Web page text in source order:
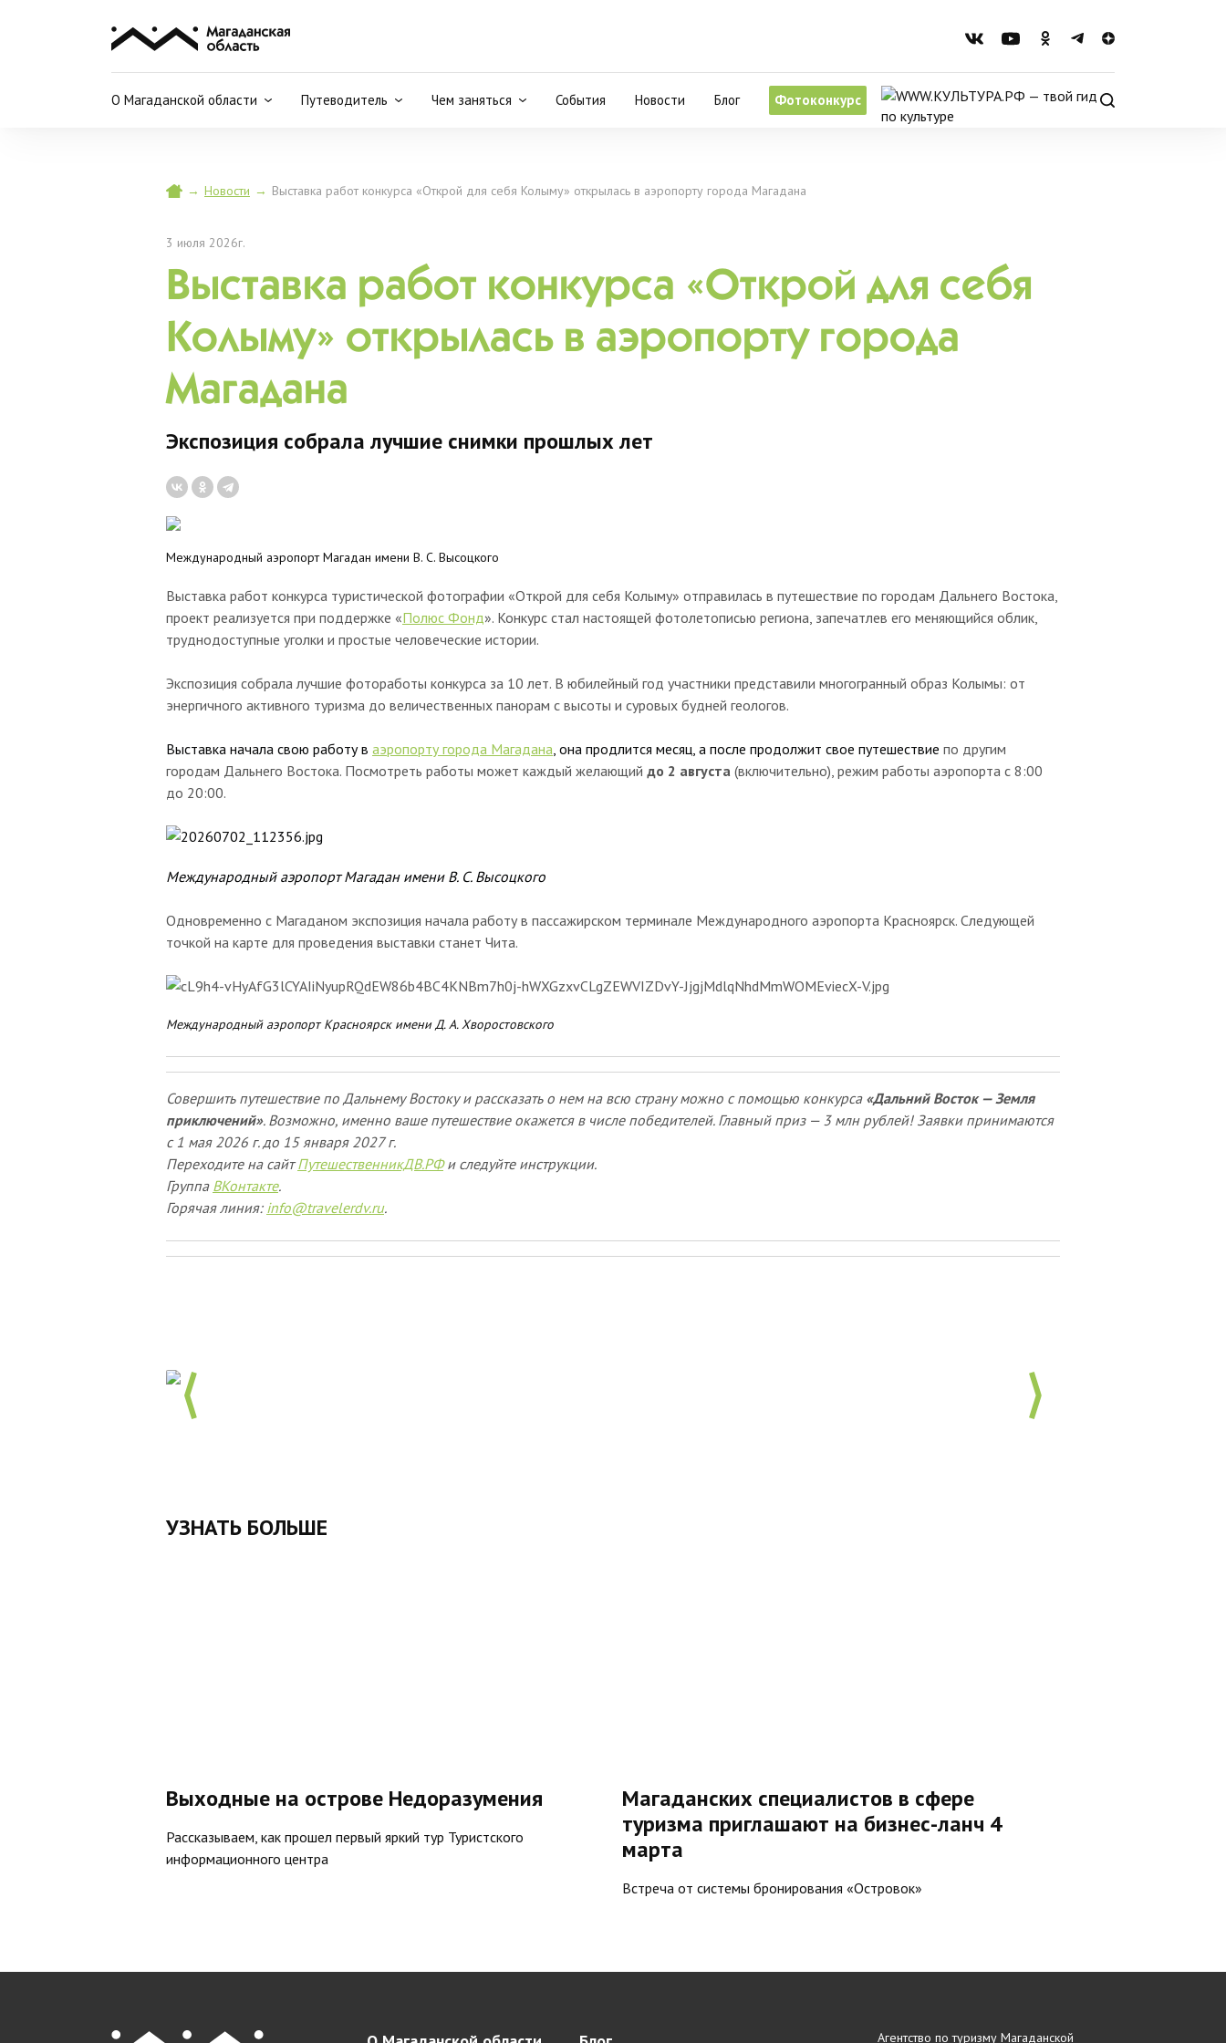
О Магаданской области Путеводитель Чем заняться События Новости Блог Фотоконкурс
→ Новости → Выставка работ конкурса «Открой для себя Колыму» открылась в аэропорту города Магадана
3 июля 2026г.
Выставка работ конкурса «Открой для себя
Колыму» открылась в аэропорту города
Магадана
Экспозиция собрала лучшие снимки прошлых лет
Международный аэропорт Магадан имени В. С. Высоцкого
Выставка работ конкурса туристической фотографии «Открой для себя Колыму» отправилась в путешествие по городам Дальнего Востока,
проект реализуется при поддержке «Полюс Фонд». Конкурс стал настоящей фотолетописью региона, запечатлев его меняющийся облик,
труднодоступные уголки и простые человеческие истории.
Экспозиция собрала лучшие фотоработы конкурса за 10 лет. В юбилейный год участники представили многогранный образ Колымы: от
энергичного активного туризма до величественных панорам с высоты и суровых будней геологов.
Выставка начала свою работу в аэропорту города Магадана, она продлится месяц, а после продолжит свое путешествие по другим
городам Дальнего Востока. Посмотреть работы может каждый желающий до 2 августа (включительно), режим работы аэропорта с 8:00
до 20:00.
Международный аэропорт Магадан имени В. С. Высоцкого
Одновременно с Магаданом экспозиция начала работу в пассажирском терминале Международного аэропорта Красноярск. Следующей
точкой на карте для проведения выставки станет Чита.
Международный аэропорт Красноярск имени Д. А. Хворостовского
Совершить путешествие по Дальнему Востоку и рассказать о нем на всю страну можно с помощью конкурса «Дальний Восток — Земля
приключений». Возможно, именно ваше путешествие окажется в числе победителей. Главный приз — 3 млн рублей! Заявки принимаются
с 1 мая 2026 г. до 15 января 2027 г.
Переходите на сайтПутешественникДВ.РФи следуйте инструкции.
Группа ВКонтакте.
Горячая линия: info@travelerdv.ru.
УЗНАТЬ БОЛЬШЕ
Выходные на острове Недоразумения
Рассказываем, как прошел первый яркий тур Туристского
информационного центра
Магаданских специалистов в сфере
туризма приглашают на бизнес-ланч 4
марта
Встреча от системы бронирования «Островок»
Агентство по туризму Магаданской